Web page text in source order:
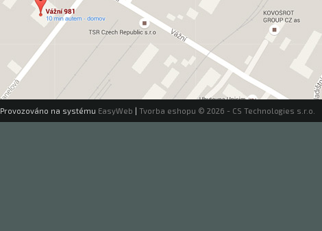
Provozováno na systému EasyWeb Tvorba eshopu © 2026 - CS Technologies s.r.o.